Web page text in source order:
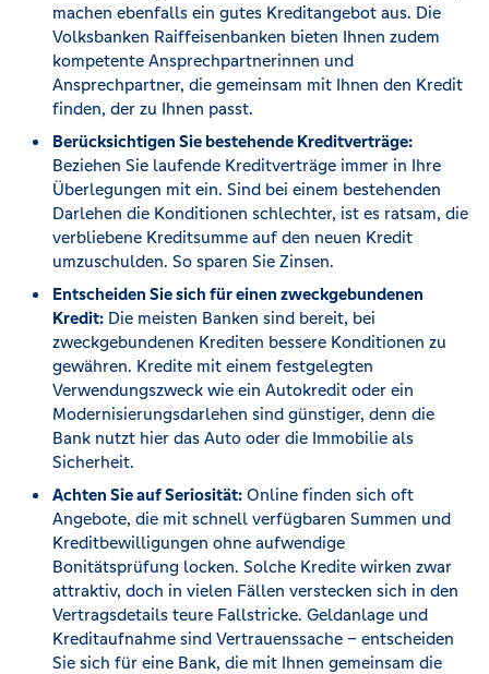
machen ebenfalls ein gutes Kreditangebot aus. Die
Volksbanken Raiffeisenbanken bieten Ihnen zudem
kompetente Ansprechpartnerinnen und
Ansprechpartner, die gemeinsam mit Ihnen den Kredit
finden, der zu Ihnen passt.
Berücksichtigen Sie bestehende Kreditverträge:
Beziehen Sie laufende Kreditverträge immer in Ihre
Überlegungen mit ein. Sind bei einem bestehenden
Darlehen die Konditionen schlechter, ist es ratsam, die
verbliebene Kreditsumme auf den neuen Kredit
umzuschulden. So sparen Sie Zinsen.
Entscheiden Sie sich für einen zweckgebundenen
Kredit: Die meisten Banken sind bereit, bei
zweckgebundenen Krediten bessere Konditionen zu
gewähren. Kredite mit einem festgelegten
Verwendungszweck wie ein Autokredit oder ein
Modernisierungsdarlehen sind günstiger, denn die
Bank nutzt hier das Auto oder die Immobilie als
Sicherheit.
Achten Sie auf Seriosität: Online finden sich oft
Angebote, die mit schnell verfügbaren Summen und
Kreditbewilligungen ohne aufwendige
Bonitätsprüfung locken. Solche Kredite wirken zwar
attraktiv, doch in vielen Fällen verstecken sich in den
Vertragsdetails teure Fallstricke. Geldanlage und
Kreditaufnahme sind Vertrauenssache – entscheiden
Sie sich für eine Bank, die mit Ihnen gemeinsam die